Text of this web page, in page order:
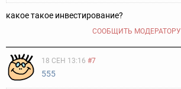
какое такое инвестирование?
СООБЩИТЬ МОДЕРАТОРУ
18 СЕН 13:16 #7
555